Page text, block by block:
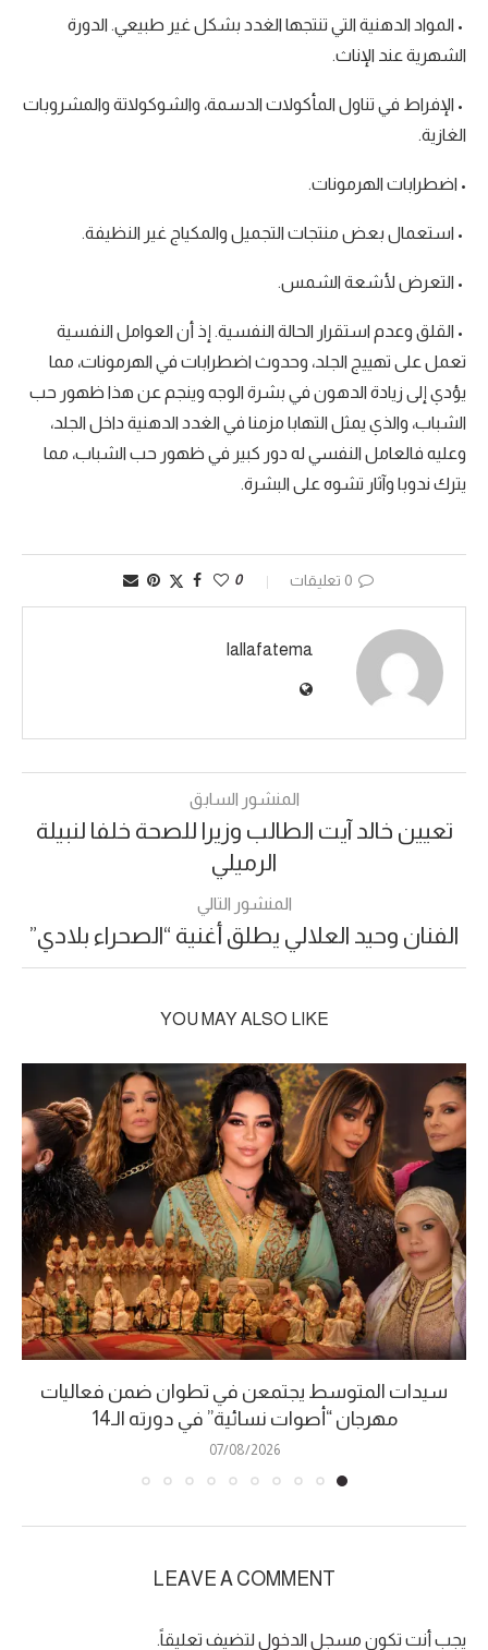
• المواد الدهنية التي تنتجها الغدد بشكل غير طبيعي. الدورة
الشهرية عند الإناث.
• الإفراط في تناول المأكولات الدسمة، والشوكولاتة والمشروبات
الغازية.
• اضطرابات الهرمونات.
• استعمال بعض منتجات التجميل والمكياج غير النظيفة.
• التعرض لأشعة الشمس.
• القلق وعدم استقرار الحالة النفسية. إذ أن العوامل النفسية
تعمل على تهييج الجلد، وحدوث اضطرابات في الهرمونات، مما
يؤدي إلى زيادة الدهون في بشرة الوجه وينجم عن هذا ظهور حب
الشباب، والذي يمثل التهابا مزمنا في الغدد الدهنية داخل الجلد،
وعليه فالعامل النفسي له دور كبير في ظهور حب الشباب، مما
يترك ندوبا وآثار تشوه على البشرة.
0 تعليقات 0
lallafatema
المنشور السابق
تعيين خالد آيت الطالب وزيرا للصحة خلفا لنبيلة
الرميلي
المنشور التالي
الفنان وحيد العلالي يطلق أغنية “الصحراء بلادي”
YOU MAY ALSO LIKE
سيدات المتوسط يجتمعن في تطوان ضمن فعاليات
مهرجان “أصوات نسائية” في دورته الـ14
07/08/2026
LEAVE A COMMENT
يجب أنت تكون مسجل الدخول لتضيف تعليقاً.